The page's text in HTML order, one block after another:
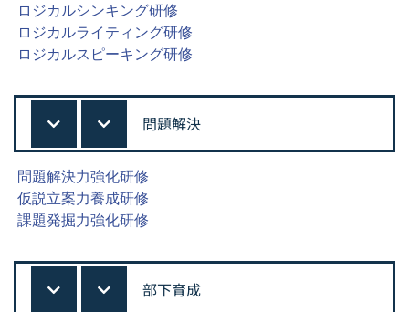
ロジカルシンキング研修
ロジカルライティング研修
ロジカルスピーキング研修
問題解決
問題解決力強化研修
仮説立案力養成研修
課題発掘力強化研修
部下育成